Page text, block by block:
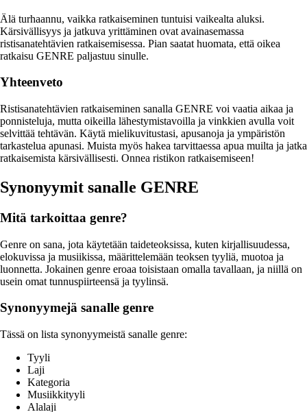
Älä turhaannu, vaikka ratkaiseminen tuntuisi vaikealta aluksi.
Kärsivällisyys ja jatkuva yrittäminen ovat avainasemassa
ristisanatehtävien ratkaisemisessa. Pian saatat huomata, että oikea
ratkaisu GENRE paljastuu sinulle.
Yhteenveto
Ristisanatehtävien ratkaiseminen sanalla GENRE voi vaatia aikaa ja
ponnisteluja, mutta oikeilla lähestymistavoilla ja vinkkien avulla voit
selvittää tehtävän. Käytä mielikuvitustasi, apusanoja ja ympäristön
tarkastelua apunasi. Muista myös hakea tarvittaessa apua muilta ja jatka
ratkaisemista kärsivällisesti. Onnea ristikon ratkaisemiseen!
Synonyymit sanalle GENRE
Mitä tarkoittaa genre?
Genre on sana, jota käytetään taideteoksissa, kuten kirjallisuudessa,
elokuvissa ja musiikissa, määrittelemään teoksen tyyliä, muotoa ja
luonnetta. Jokainen genre eroaa toisistaan omalla tavallaan, ja niillä on
usein omat tunnuspiirteensä ja tyylinsä.
Synonyymejä sanalle genre
Tässä on lista synonyymeistä sanalle genre:
Tyyli
Laji
Kategoria
Musiikkityyli
Alalaji